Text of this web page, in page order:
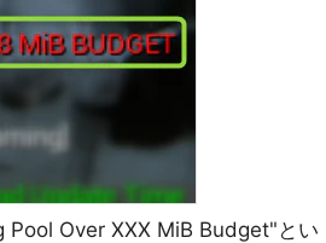
Over XXX MiB Budget"とい